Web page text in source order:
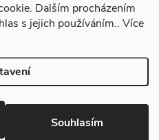
Dalším procházením
s jejich používáním.. Více
Souhlasím
. Všechna práva vyhrazena.